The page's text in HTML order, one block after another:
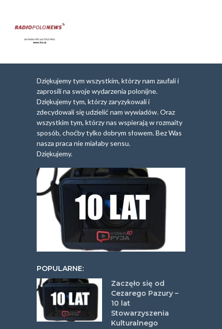
Dziękujemy tym wszystkim, którzy nam zaufali i
zaprosili na swoje wydarzenia polonijne.
Dziękujemy tym, którzy zaryzykowali i
zdecydowali się udzielić nam wywiadów. Oraz
wszystkim tym, którzy nas wspierają w rozmaity
sposób, choćby tylko dobrym słowem. Bez Was
nasza praca nie miałaby sensu.
Dziękujemy.
POPULARNE:
Zaczęło się od
Cezarego Pazury –
10 lat
Stowarzyszenia
Kulturalnego